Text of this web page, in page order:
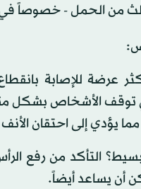
من الحمل - خصوصاً
عرضة للإصابة
الأشخاص بشكل
مما يؤدي إلى احتقان
التأكد من رفع
أن يساعد أيضاً.